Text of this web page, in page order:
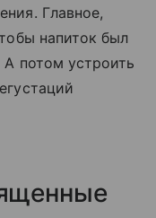
Главное,
напиток был
А потом устроить